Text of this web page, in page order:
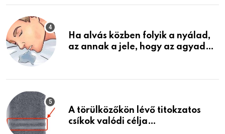
életemet
Ha alvás közben folyik a nyálad,
az annak a jele, hogy az agyad…
A törülközőkön lévő titokzatos
csíkok valódi célja…